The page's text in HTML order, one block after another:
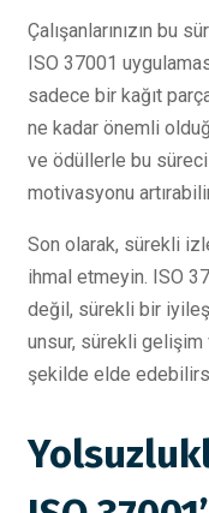
Çalışanlarınızın bu
ISO 37001
sadece bir kağıt
ne kadar önemli
ve ödüllerle bu
motivasyonu
Son olarak, sürekli
ihmal etmeyin. ISO
değil, sürekli bir
unsur, sürekli gelişim
şekilde elde